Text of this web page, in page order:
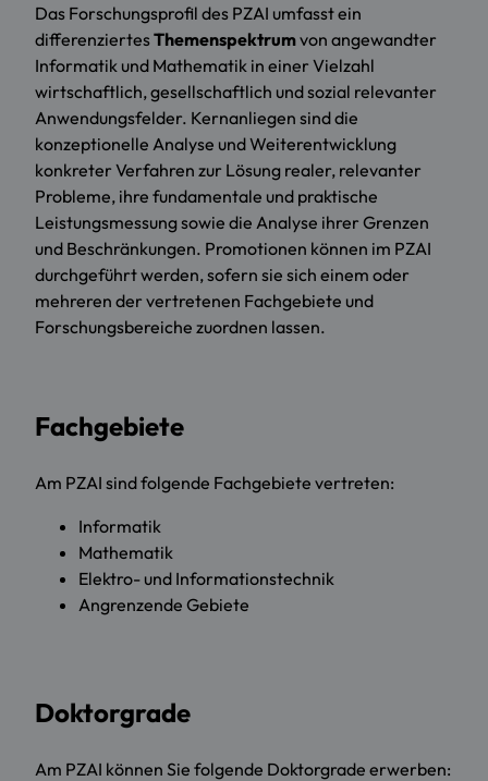
Das Forschungsprofil des PZAI umfasst ein
differenziertesThemenspektrumvon angewandter
Informatik und Mathematik in einer Vielzahl
wirtschaftlich, gesellschaftlich und sozial relevanter
Anwendungsfelder. Kernanliegen sind die
konzeptionelle Analyse und Weiterentwicklung
konkreter Verfahren zur Lösung realer, relevanter
Probleme, ihre fundamentale und praktische
Leistungsmessung sowie die Analyse ihrer Grenzen
und Beschränkungen. Promotionen können im PZAI
durchgeführt werden, sofern sie sich einem oder
mehreren der vertretenen Fachgebiete und
Forschungsbereiche zuordnen lassen.
Fachgebiete
Am PZAI sind folgende Fachgebiete vertreten:
Informatik
Mathematik
Elektro- und Informationstechnik
Angrenzende Gebiete
Doktorgrade
Am PZAI können Sie folgende Doktorgrade erwerben: